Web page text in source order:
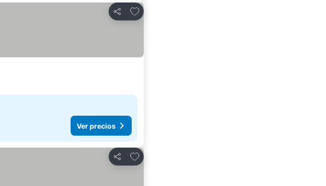
Compartir
Agregar a favoritos
Ver precios
Compartir
Agregar a favoritos